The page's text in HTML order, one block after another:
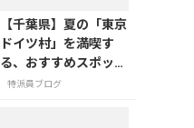
【千葉県】夏の「東京
ドイツ村」を満喫す
る、おすすめスポット
3選
特派員ブログ